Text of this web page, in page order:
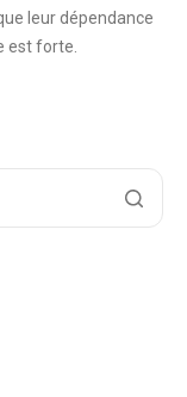
leur dépendance
est forte.